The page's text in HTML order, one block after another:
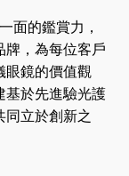
面的鑑賞力，
牌，為每位客戶
眼鏡的價值觀
基於先進驗光護
同立於創新之